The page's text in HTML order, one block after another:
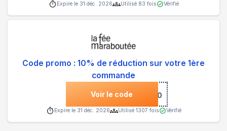
Expire le 31 déc. 2026 Utilisé 83 fois Vérifié
Code promo : 10% de réduction sur votre 1ère
commande
Voir le code
***NVENUE10
Expire le 31 déc. 2026 Utilisé 1307 fois Vérifié